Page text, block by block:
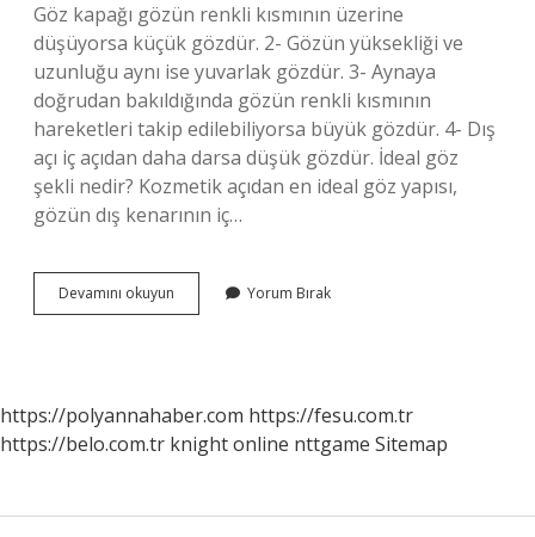
Göz kapağı gözün renkli kısmının üzerine
düşüyorsa küçük gözdür. 2- Gözün yüksekliği ve
uzunluğu aynı ise yuvarlak gözdür. 3- Aynaya
doğrudan bakıldığında gözün renkli kısmının
hareketleri takip edilebiliyorsa büyük gözdür. 4- Dış
açı iç açıdan daha darsa düşük gözdür. İdeal göz
şekli nedir? Kozmetik açıdan en ideal göz yapısı,
gözün dış kenarının iç…
Devamını okuyun
Çeşit
Yorum Bırak
https://polyannahaber.com https://fesu.com.tr
https://belo.com.tr knight online nttgame Sitemap